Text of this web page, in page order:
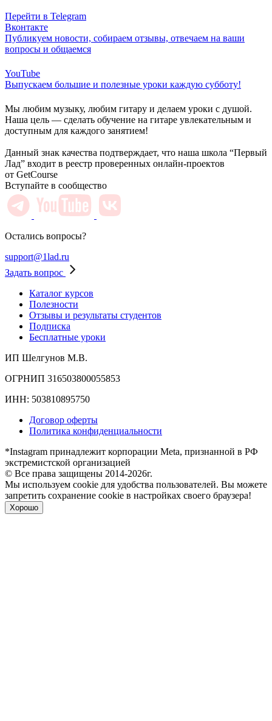
Перейти в Telegram
Вконтакте
Публикуем новости, собираем отзывы, отвечаем на ваши
вопросы и общаемся
YouTube
Выпускаем большие и полезные уроки каждую субботу!
Мы любим музыку, любим гитару и делаем уроки с душой.
Наша цель — сделать обучение на гитаре увлекательным и
доступным для каждого занятием!
Данный знак качества подтверждает, что наша школа “Первый
Лад” входит в реестр проверенных онлайн-проектов
от GetCourse
Вступайте в сообщество
Остались вопросы?
support@1lad.ru
Задать вопрос
Каталог курсов
Полезности
Отзывы и результаты студентов
Подписка
Бесплатные уроки
ИП Шелгунов М.В.
ОГРНИП 316503800055853
ИНН: 503810895750
Договор оферты
Политика конфиденциальности
*Instagram принадлежит корпорации Meta, признанной в РФ
экстремистской организацией
© Все права защищены 2014-2026г.
Мы используем cookie для удобства пользователей. Вы можете
запретить сохранение cookie в настройках своего браузера!
Хорошо